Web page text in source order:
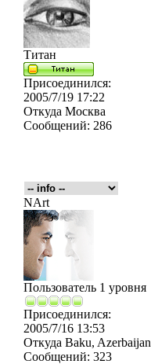
Титан
Присоединился:
2005/7/19 17:22
Откуда Москва
Сообщений: 286
NArt
Пользователь 1 уровня
Присоединился:
2005/7/16 13:53
Откуда Baku, Azerbaijan
Сообщений: 323